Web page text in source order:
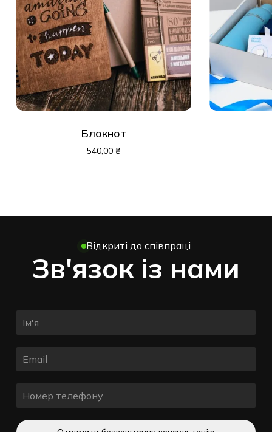
Блокнот
540,00 ₴
Відкриті до співпраці
Зв'язок із нами